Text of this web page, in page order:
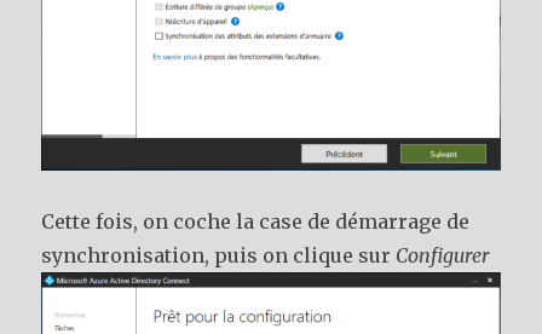
Cette fois, on coche la case de démarrage de
synchronisation, puis on clique sur Configurer